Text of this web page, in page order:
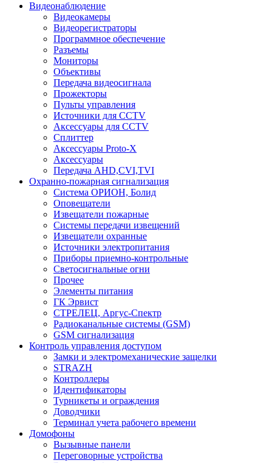
Видеонаблюдение
Видеокамеры
Видеорегистраторы
Программное обеспечение
Разъемы
Мониторы
Объективы
Передача видеосигнала
Прожекторы
Пульты управления
Источники для CCTV
Аксессуары для CCTV
Сплиттер
Аксессуары Proto-X
Аксессуары
Передача AHD,CVI,TVI
Охранно-пожарная сигнализация
Система ОРИОН, Болид
Оповещатели
Извещатели пожарные
Системы передачи извещений
Извещатели охранные
Источники электропитания
Приборы приемно-контрольные
Светосигнальные огни
Прочее
Элементы питания
ГК Эрвист
СТРЕЛЕЦ, Аргус-Спектр
Радиоканальные системы (GSM)
GSM сигнализация
Контроль управления доступом
Замки и электромеханические защелки
STRAZH
Контроллеры
Идентификаторы
Турникеты и ограждения
Доводчики
Терминал учета рабочего времени
Домофоны
Вызывные панели
Переговорные устройства